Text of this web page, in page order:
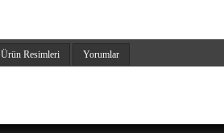
Ürün Resimleri Yorumlar